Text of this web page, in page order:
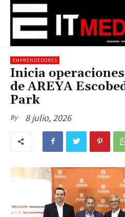
EMPRENDEDORES
Inicia
de AREYA
Park
By 8 julio, 2026